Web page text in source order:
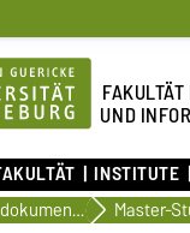
UND
INSTITUTE
des Studiums
Studiendokumente